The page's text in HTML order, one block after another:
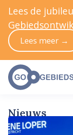
Nieuws
Lees de
Lees meer →